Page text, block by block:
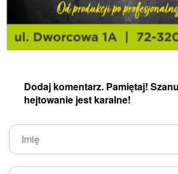
Dodaj komentarz. Pamiętaj!
hejtowanie jest karalne!